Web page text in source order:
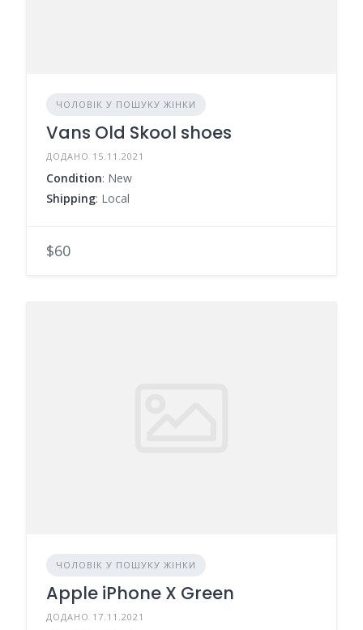
ЧОЛОВІК У ПОШУКУ ЖІНКИ
Vans Old Skool shoes
ДОДАНО 15.11.2021
Condition: New
Shipping: Local
$60
ЧОЛОВІК У ПОШУКУ ЖІНКИ
Apple iPhone X Green
ДОДАНО 17.11.2021